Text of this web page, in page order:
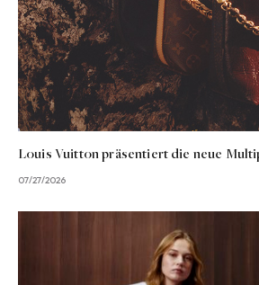
Louis Vuitton präsentiert die neue
07/27/2026